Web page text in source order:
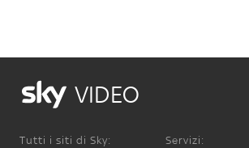
VIDEO
Tutti i siti di Sky: Servizi: